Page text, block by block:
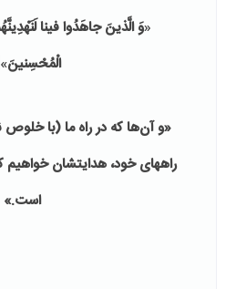
«وَ الَّذینَ جاهَدُوا فینا
الْمُحْسِنینَ»
«و آن‌ها كه در راه ما (با خلوص
راه‏هاى خود، هدایتشان خواهیم
است.»